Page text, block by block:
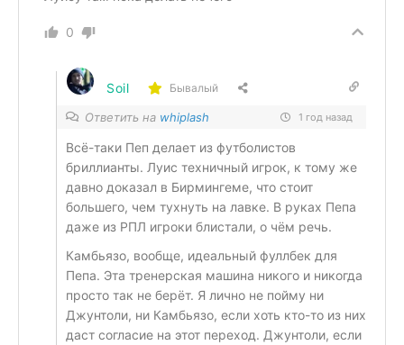
0
Soil Бывалый
Ответить на whiplash 1 год назад
Всё-таки Пеп делает из футболистов
бриллианты. Луис техничный игрок, к тому же
давно доказал в Бирмингеме, что стоит
большего, чем тухнуть на лавке. В руках Пепа
даже из РПЛ игроки блистали, о чём речь.
Камбьязо, вообще, идеальный фуллбек для
Пепа. Эта тренерская машина никого и никогда
просто так не берёт. Я лично не пойму ни
Джунтоли, ни Камбьязо, если хоть кто-то из них
даст согласие на этот переход. Джунтоли, если